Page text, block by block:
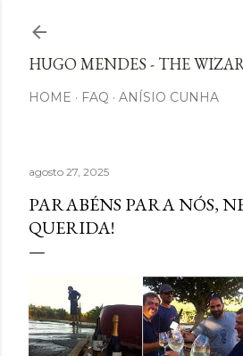
HUGO MENDES - THE
HOME FAQ ANÍSIO CUNHA
agosto 27, 2025
PARABÉNS PARA NÓS,
QUERIDA!